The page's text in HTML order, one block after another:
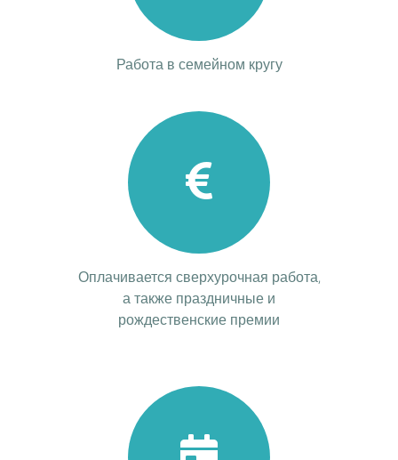
Работа в семейном кругу
Оплачивается сверхурочная работа,
а также праздничные и
рождественские премии